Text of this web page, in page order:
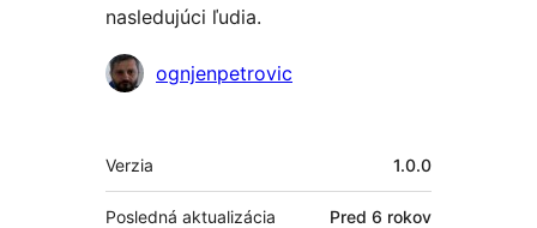
nasledujúci ľudia.
Prispievatelia
ognjenpetrovic
Meta
Verzia 1.0.0
Posledná aktualizácia Pred 6 rokov